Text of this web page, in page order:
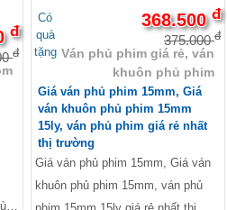
đặc
đ
đ
Có
quà
tặng
368.500đ
375.000đ
Ván phủ phim giá rẻ, ván
khuôn phủ phim
Giá ván phủ phim 15mm, Giá
ván khuôn phủ phim 15mm
15ly, ván phủ phim giá rẻ nhất
thị trường
Giá ván phủ phim 15mm, Giá ván
khuôn phủ phim 15mm, ván phủ